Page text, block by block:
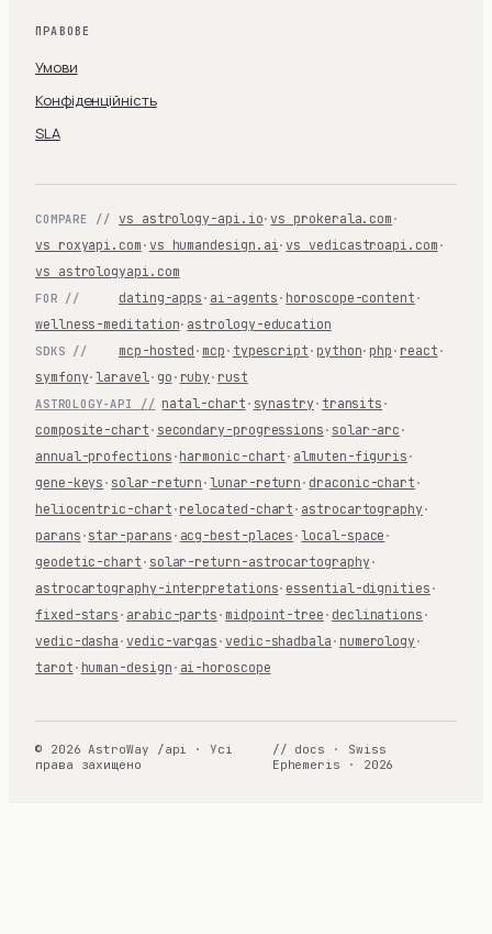
ПРАВОВЕ
Умови
Конфіденційність
SLA
COMPARE // vs astrology-api.io·vs prokerala.com ·
vs roxyapi.com · vs humandesign.ai ·vs vedicastroapi.com ·
vs astrologyapi.com
FOR // dating-apps · ai-agents · horoscope-content ·
wellness-meditation· astrology-education
SDKS // mcp-hosted · mcp · typescript · python· php · react ·
symfony·laravel · go · ruby · rust
ASTROLOGY-API // natal-chart · synastry · transits ·
composite-chart · secondary-progressions · solar-arc ·
annual-profections · harmonic-chart · almuten-figuris ·
gene-keys · solar-return ·lunar-return · draconic-chart ·
heliocentric-chart · relocated-chart · astrocartography ·
parans · star-parans · acg-best-places ·local-space ·
geodetic-chart · solar-return-astrocartography ·
astrocartography-interpretations· essential-dignities ·
fixed-stars · arabic-parts · midpoint-tree · declinations ·
vedic-dasha ·vedic-vargas ·vedic-shadbala · numerology ·
tarot · human-design · ai-horoscope
© 2026 AstroWay /api · Усі
права захищено
// docs · Swiss
Ephemeris · 2026